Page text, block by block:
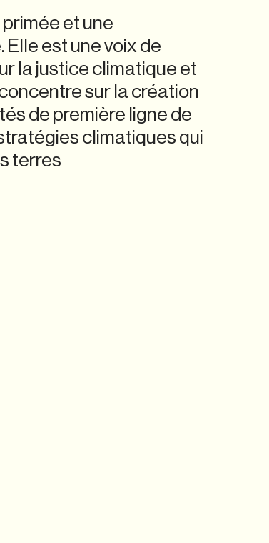
et une
est une voix de
la justice climatique et
sur la création
de première ligne de
climatiques qui
terres